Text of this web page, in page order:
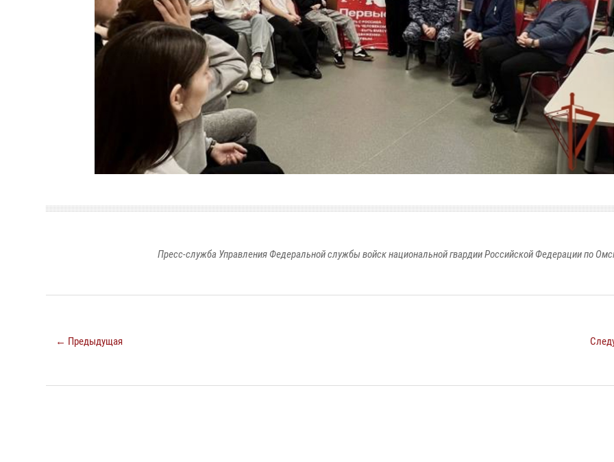
Пресс-служба Управления Федеральной службы войск национальной гвардии Российской Федерации по
← Предыдущая